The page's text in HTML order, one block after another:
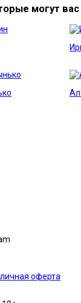
могут вас
оферта